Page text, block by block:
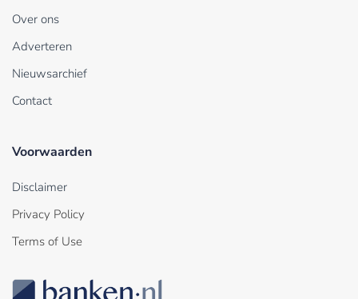
Over ons
Adverteren
Nieuwsarchief
Contact
Voorwaarden
Disclaimer
Privacy Policy
Terms of Use